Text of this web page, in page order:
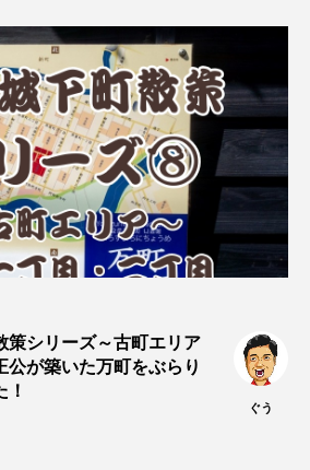
策シリーズ～古町エリア
が築いた万町をぶらり
！
ぐう